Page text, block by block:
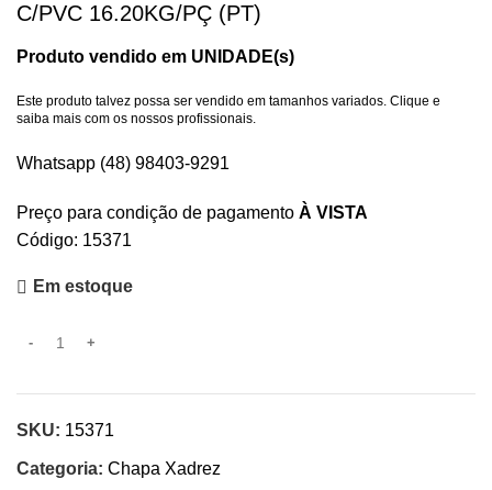
C/PVC 16.20KG/PÇ (PT)
Produto vendido em UNIDADE(s)
Este produto talvez possa ser vendido em tamanhos variados. Clique e
saiba mais com os nossos profissionais.
Whatsapp (48) 98403-9291
Preço para condição de pagamento À VISTA
Código: 15371
Em estoque
SKU: 15371
Categoria: Chapa Xadrez